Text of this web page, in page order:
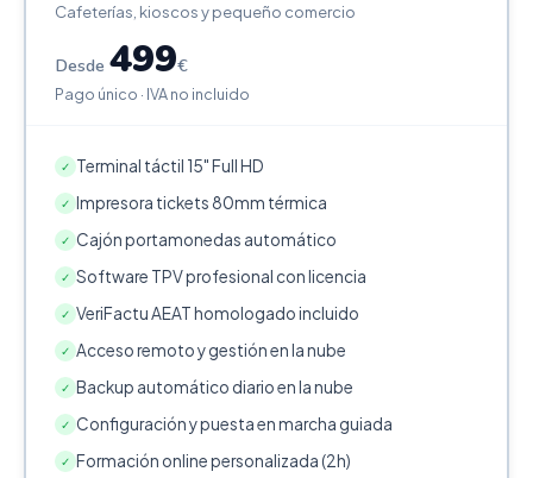
Cafeterías, kioscos y pequeño comercio
Desde 499€
Pago único · IVA no incluido
✓ Terminal táctil 15" Full HD
✓ Impresora tickets 80mm térmica
✓ Cajón portamonedas automático
✓ Software TPV profesional con licencia
✓ VeriFactu AEAT homologado incluido
✓ Acceso remoto y gestión en la nube
✓ Backup automático diario en la nube
✓ Configuración y puesta en marcha guiada
✓ Formación online personalizada (2h)